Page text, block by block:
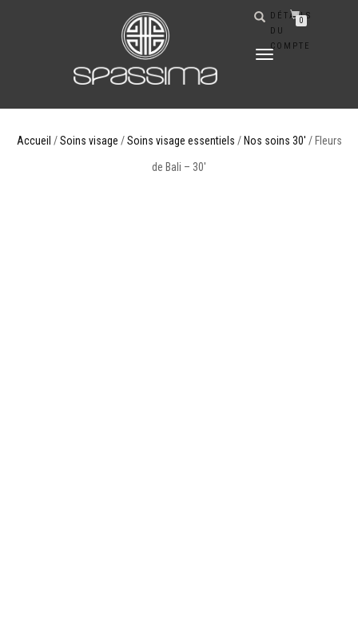
DÉPLIER
DÉTAILS
DU
COMPTE
0
Accueil /Soins visage /Soins visage essentiels / Nos soins 30' / Fleurs
de Bali – 30′